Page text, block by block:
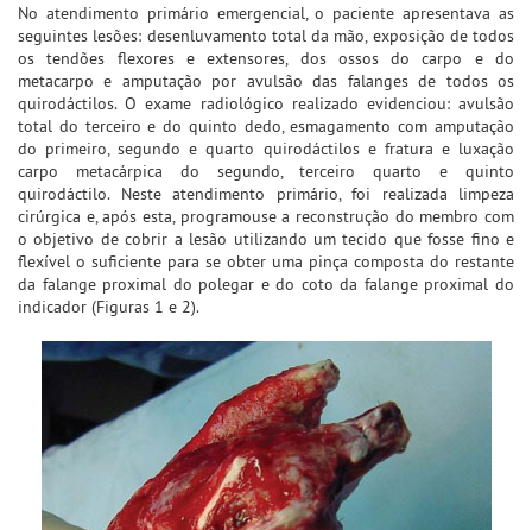
No atendimento primário emergencial, o paciente apresentava as
seguintes lesões: desenluvamento total da mão, exposição de todos
os tendões flexores e extensores, dos ossos do carpo e do
metacarpo e amputação por avulsão das falanges de todos os
quirodáctilos. O exame radiológico realizado evidenciou: avulsão
total do terceiro e do quinto dedo, esmagamento com amputação
do primeiro, segundo e quarto quirodáctilos e fratura e luxação
carpo metacárpica do segundo, terceiro quarto e quinto
quirodáctilo. Neste atendimento primário, foi realizada limpeza
cirúrgica e, após esta, programouse a reconstrução do membro com
o objetivo de cobrir a lesão utilizando um tecido que fosse fino e
flexível o suficiente para se obter uma pinça composta do restante
da falange proximal do polegar e do coto da falange proximal do
indicador (Figuras 1 e 2).